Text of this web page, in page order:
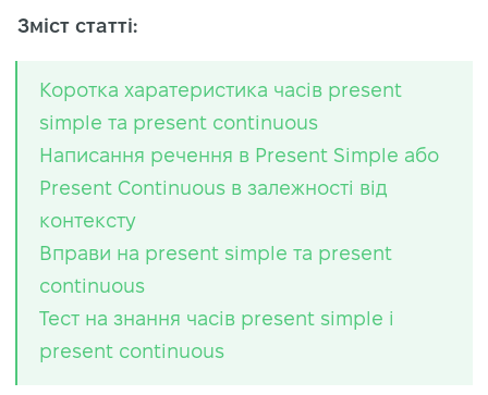
Зміст статті:
Коротка харатеристика часів present
simple та present continuous
Написання речення в Present Simple або
Present Continuous в залежності від
контексту
Вправи на present simple та present
continuous
Тест на знання часів present simple і
present continuous